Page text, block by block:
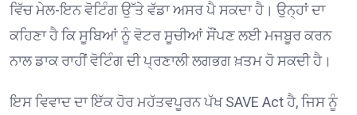
ਵਿੱਚ ਮੇਲ-ਇਨ ਵੋਟਿੰਗ ਉੱਤੇ ਵੱਡਾ ਅਸਰ ਪੈ ਸਕਦਾ ਹੈ। ਉਨ੍ਹਾਂ ਦਾ
ਕਹਿਣਾ ਹੈ ਕਿ ਸੂਬਿਆਂ ਨੂੰ ਵੋਟਰ ਸੂਚੀਆਂ ਸੌਂਪਣ ਲਈ ਮਜਬੂਰ ਕਰਨ
ਨਾਲ ਡਾਕ ਰਾਹੀਂ ਵੋਟਿੰਗ ਦੀ ਪ੍ਰਣਾਲੀ ਲਗਭਗ ਖ਼ਤਮ ਹੋ ਸਕਦੀ ਹੈ।
ਇਸ ਵਿਵਾਦ ਦਾ ਇੱਕ ਹੋਰ ਮਹੱਤਵਪੂਰਨ ਪੱਖ SAVE Act ਹੈ, ਜਿਸ ਨੂੰ